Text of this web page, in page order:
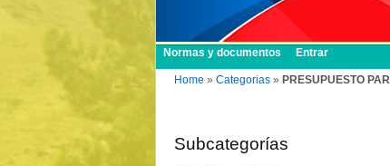
Normas y documentos Entrar
Home » Categorias » PRESUPUESTO
Subcategorías